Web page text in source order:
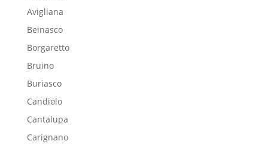
Avigliana
Beinasco
Borgaretto
Bruino
Buriasco
Candiolo
Cantalupa
Carignano